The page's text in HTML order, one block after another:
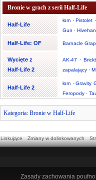
Bronie w grach z serii Half-Life
Half-Life
łom ·Pistolet
Gun ·
Half-Life: OF Barnacle
Wycięte z
Half-Life 2
AK-47 ·
zapalający ·
Half-Life 2
łom ·Gravity
Feropody ·
Kategoria: Bronie w Half-Life
Linkujące Zmiany w dolinkowanych
Zasady zachowania